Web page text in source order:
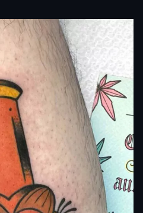
trovano la loro resa
coscia, mentre i simboli più
e polpacci per un effetto
l’impatto: il blackwork
il colored porta
grafica.
su zone dinamiche
valorizzando i volumi